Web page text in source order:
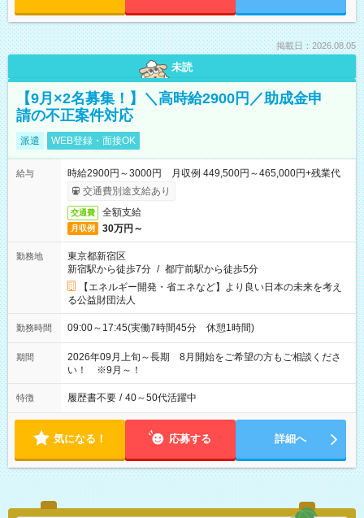
掲載日：2026.08.05
未読
【9月×2名募集！】＼高時給2900円／助成金申
請の不正案件対応
派遣 WEB登録・面接OK
給与
時給2900円～3000円 月収例 449,500円～465,000円+残業代
交通費別途支給あり
交通費 全額支給
月収例 30万円～
勤務地
東京都新宿区
新宿駅から徒歩7分 / 都庁前駅から徒歩5分
【エネルギー開発・省エネなど】より良い日本の未来を考え
る公益財団法人
勤務時間 09:00～17:45(実働7時間45分 休憩1時間)
期間
2026年09月上旬～長期 8月開始をご希望の方もご相談くださ
い！ ※9月～！
特徴 履歴書不要 / 40～50代活躍中
気になる！ 応募する 詳細へ